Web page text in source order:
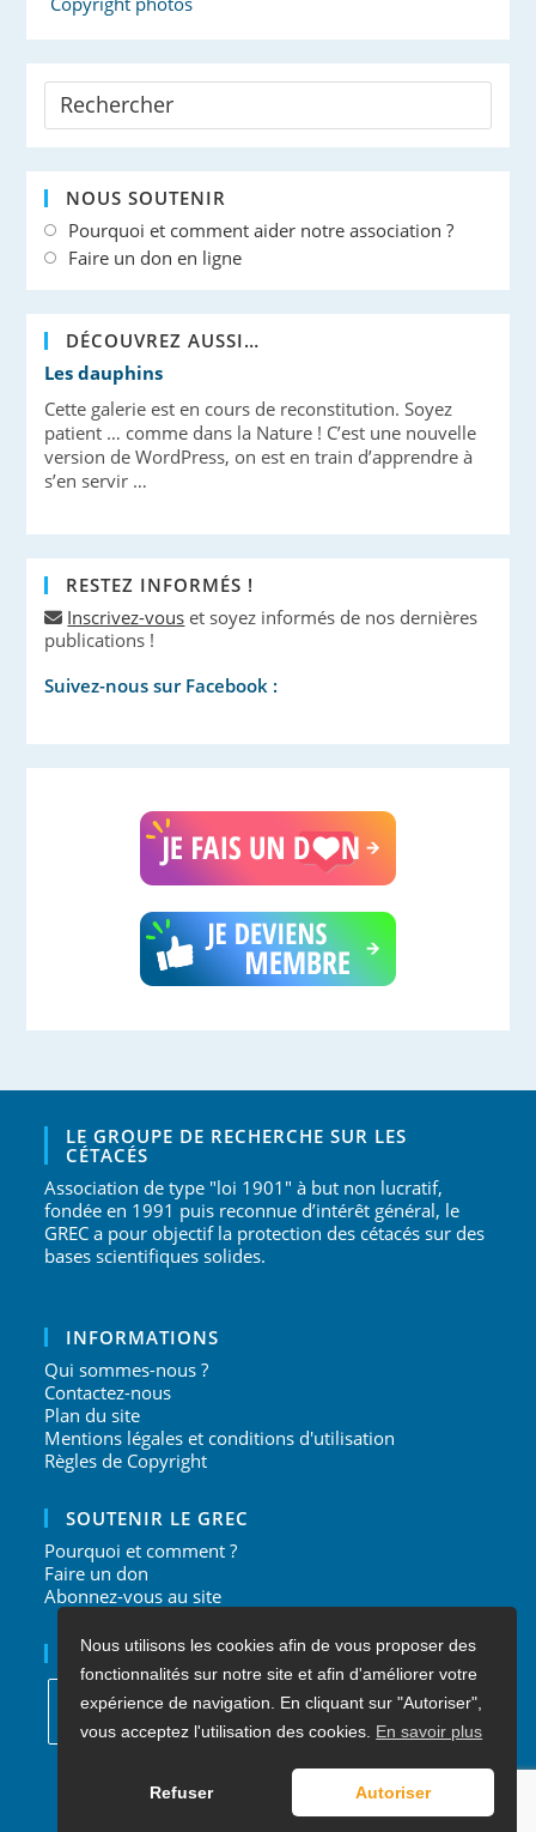
NOUS SOUTENIR
Pourquoi et comment aider notre association ?
Faire un don en ligne
DÉCOUVREZ AUSSI…
Les dauphins
Cette galerie est en cours de reconstitution. Soyez
patient … comme dans la Nature ! C’est une nouvelle
version de WordPress, on est en train d’apprendre à
s’en servir …
RESTEZ INFORMÉS !
Inscrivez-vous et soyez informés de nos dernières
publications !
Suivez-nous sur Facebook :
LE GROUPE DE RECHERCHE SUR LES
CÉTACÉS
Association de type "loi 1901" à but non lucratif,
fondée en 1991 puis reconnue d’intérêt général, le
GREC a pour objectif la protection des cétacés sur des
bases scientifiques solides.
INFORMATIONS
Qui sommes-nous ?
Contactez-nous
Plan du site
Mentions légales et conditions d'utilisation
Règles de Copyright
SOUTENIR LE GREC
Pourquoi et comment ?
Faire un don
Abonnez-vous au site
NOUS SUIVRE
un
dans
nouvel
Nous utilisons les cookies afin de vous proposer des
fonctionnalités sur notre site et afin d'améliorer votre
expérience de navigation. En cliquant sur "Autoriser",
vous acceptez l'utilisation des cookies. En savoir plus
Refuser Autoriser